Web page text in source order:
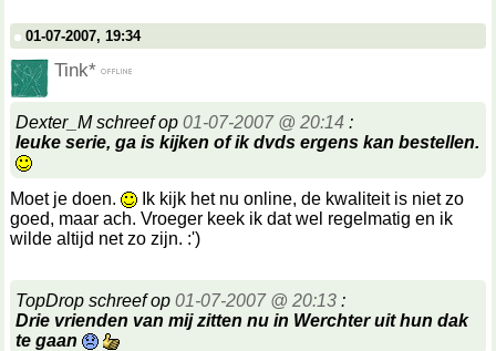
01-07-2007, 19:34
Tink*
Dexter_M schreef op 01-07-2007 @ 20:14 :
leuke serie, ga is kijken of ik dvds ergens kan bestellen.
Moet je doen.
Ik kijk het nu online, de kwaliteit is niet zo
goed, maar ach. Vroeger keek ik dat wel regelmatig en ik
wilde altijd net zo zijn. :')
TopDrop schreef op 01-07-2007 @ 20:13 :
Drie vrienden van mij zitten nu in Werchter uit hun dak
te gaan